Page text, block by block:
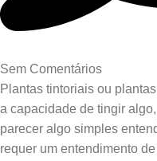
Sem Comentários
Plantas tintoriais ou
a capacidade de tingir
parecer algo simples
requer um entendimento